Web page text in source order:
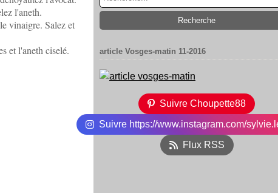
l'aneth.
vinaigre. Salez et
et l'aneth ciselé.
article Vosges-matin 11-2016
Suivre Choupette88
Suivre https://www.instagram.com/
Flux RSS